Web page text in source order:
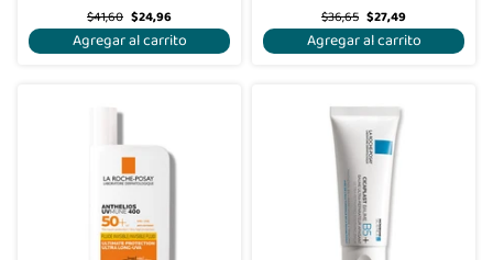
$41,60 $24,96
Agregar al carrito
$36,65 $27,49
Agregar al carrito